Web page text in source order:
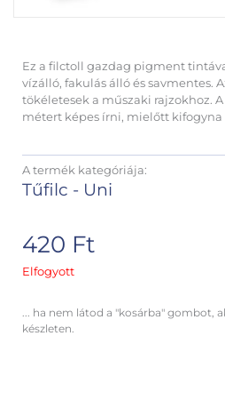
Ez a filctoll gazdag pigment
vízálló, fakulás álló és savmentes.
tökéletesek a műszaki rajzokhoz.
métert képes írni, mielőtt kifogyna
A termék kategóriája:
Tűfilc - Uni
420 Ft
Elfogyott
... ha nem látod a "kosárba" gombot,
készleten.